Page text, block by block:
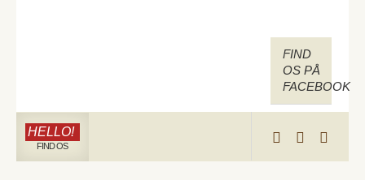
FIND
OS PÅ
FACEBOOK
HELLO!
FIND OS